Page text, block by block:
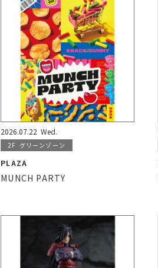
2026.07.22 Wed.
2F グリーンゾーン
PLAZA
MUNCH PARTY